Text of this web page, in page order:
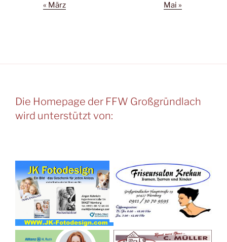
« März
Mai »
Die Homepage der FFW Großgründlach
wird unterstützt von: